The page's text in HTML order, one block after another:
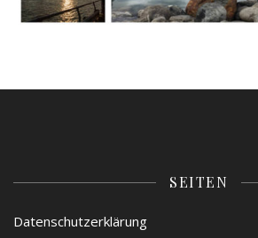
SEITEN
Datenschutzerklärung